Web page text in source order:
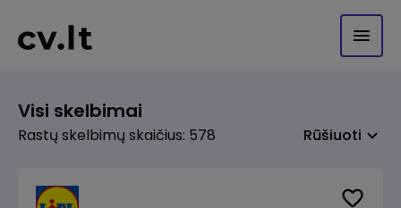
Visi skelbimai
Rastų skelbimų skaičius: 578 Rūšiuoti